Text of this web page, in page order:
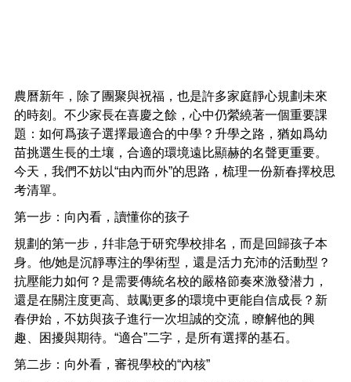
所有 |私隱政策聲明
農曆新年，除了團聚與祝福，也是許多家庭靜心規劃未來
的時刻。不少家長在喜慶之餘，心中仍縈繞著一個重要課
題：如何爲孩子選擇最適合的中學？升學之路，猶如爲幼
苗挑選生長的土壤，合適的環境遠比顯赫的名聲更重要。
今天，我們不妨以“由內而外”的思路，梳理一份新春擇校思
考清單。
第一步：向內看，讀懂你的孩子
規劃的第一步，幷非急于研究學校排名，而是回歸孩子本
身。他/她是沉靜專注的學術型，還是活力充沛的活動型？
抗壓能力如何？是需要傳統名校的嚴格節奏來激發潜力，
還是在關注度更高、鼓勵更多的環境中更能自信成長？新
春伊始，不妨與孩子進行一次坦誠的交流，瞭解他的興
趣、困擾與期待。“適合”二字，是所有選擇的基石。
第二步：向外看，審視學校的“內核”